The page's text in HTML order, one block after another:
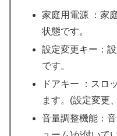
家庭用電源 ：家
状態です。
設定変更キー：
です。
ドアキー ：スロ
ます。(設定変更
音量調整機能：